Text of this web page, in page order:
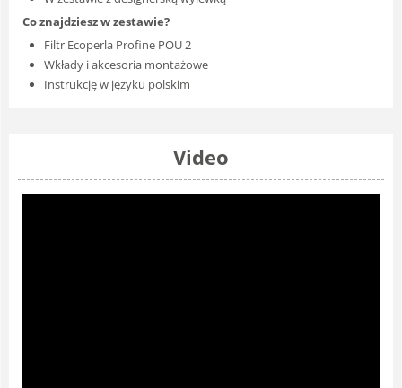
Co znajdziesz w zestawie?
Filtr Ecoperla Profine POU 2
Wkłady i akcesoria montażowe
Instrukcję w języku polskim
Video